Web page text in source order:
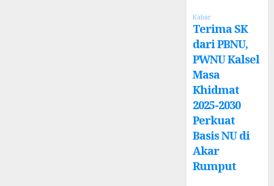
Kabar
Terima SK
dari PBNU,
PWNU Kalsel
Masa
Khidmat
2025-2030
Perkuat
Basis NU di
Akar
Rumput